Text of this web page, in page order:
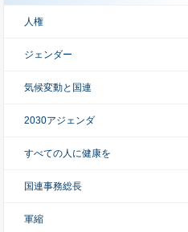
人権
ジェンダー
気候変動と国連
2030アジェンダ
すべての人に健康を
国連事務総長
軍縮